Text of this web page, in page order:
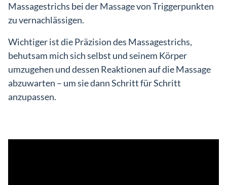
Massagestrichs bei der Massage von Triggerpunkten
zu vernachlässigen.
Wichtiger ist die Präzision des Massagestrichs,
behutsam mich sich selbst und seinem Körper
umzugehen und dessen Reaktionen auf die Massage
abzuwarten – um sie dann Schritt für Schritt
anzupassen.